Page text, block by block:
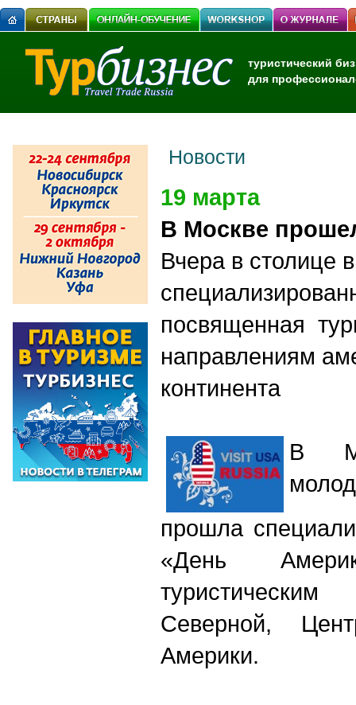
туристический
для
Новости
19 марта
В Москве
Вчера в столице
посвященная
направлениям
континента
В
прошла
«День
Северной,
Америки.